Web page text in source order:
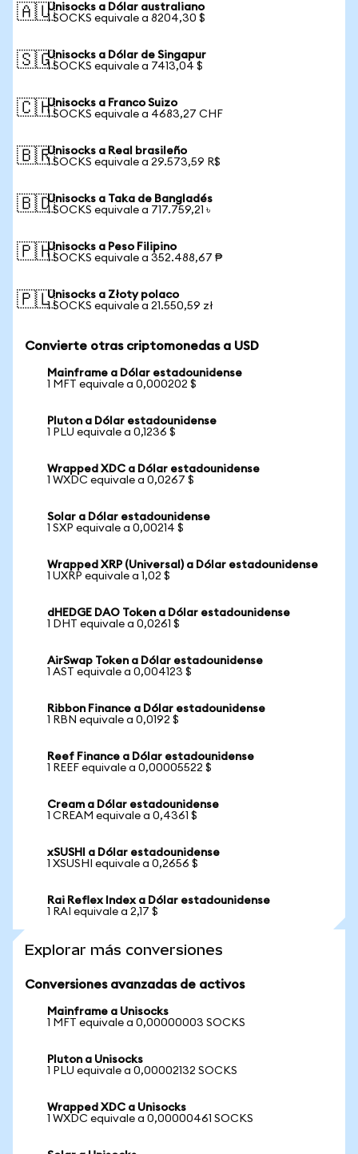
🇦🇺Unisocks a Dólar australiano
1 SOCKS equivale a 8204,30 $
🇸🇬Unisocks a Dólar de Singapur
1 SOCKS equivale a 7413,04 $
🇨🇭Unisocks a Franco Suizo
1 SOCKS equivale a 4683,27 CHF
🇧🇷Unisocks a Real brasileño
1 SOCKS equivale a 29.573,59 R$
🇧🇩Unisocks a Taka de Bangladés
1 SOCKS equivale a 717.759,21 ৳
🇵🇭Unisocks a Peso Filipino
1 SOCKS equivale a 352.488,67 ₱
🇵🇱Unisocks a Złoty polaco
1 SOCKS equivale a 21.550,59 zł
Convierte otras criptomonedas a USD
Mainframe a Dólar estadounidense
1 MFT equivale a 0,000202 $
Pluton a Dólar estadounidense
1 PLU equivale a 0,1236 $
Wrapped XDC a Dólar estadounidense
1 WXDC equivale a 0,0267 $
Solar a Dólar estadounidense
1 SXP equivale a 0,00214 $
Wrapped XRP (Universal) a Dólar estadounidense
1 UXRP equivale a 1,02 $
dHEDGE DAO Token a Dólar estadounidense
1 DHT equivale a 0,0261 $
AirSwap Token a Dólar estadounidense
1 AST equivale a 0,004123 $
Ribbon Finance a Dólar estadounidense
1 RBN equivale a 0,0192 $
Reef Finance a Dólar estadounidense
1 REEF equivale a 0,00005522 $
Cream a Dólar estadounidense
1 CREAM equivale a 0,4361 $
xSUSHI a Dólar estadounidense
1 XSUSHI equivale a 0,2656 $
Rai Reflex Index a Dólar estadounidense
1 RAI equivale a 2,17 $
Explorar más conversiones
Conversiones avanzadas de activos
Mainframe a Unisocks
1 MFT equivale a 0,00000003 SOCKS
Pluton a Unisocks
1 PLU equivale a 0,00002132 SOCKS
Wrapped XDC a Unisocks
1 WXDC equivale a 0,00000461 SOCKS